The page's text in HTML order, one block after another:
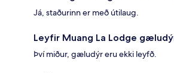
Já, staðurinn er með útilaug.
Leyfir Muang La Lodge
Því miður, gæludýr eru ekki leyfð.